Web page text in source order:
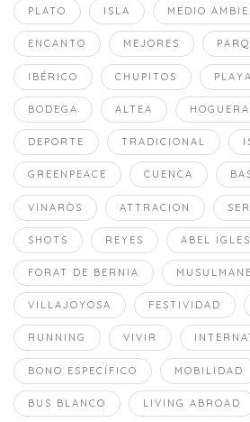
PLATO ISLA MEDIO
ENCANTO MEJORES
IBÉRICO CHUPITOS
BODEGA ALTEA
DEPORTE TRADICIONAL
GREENPEACE CUENCA
VINARÒS ATTRACION
SHOTS REYES ABEL
FORAT DE BERNIA
VILLAJOYOSA FESTIVIDAD
RUNNING VIVIR
BONO ESPECÍFICO MOBILIDAD
BUS BLANCO LIVING ABROAD